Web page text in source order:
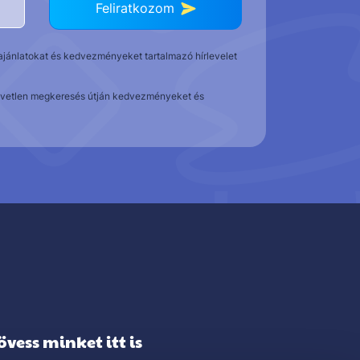
Feliratkozom
és kedvezményeket tartalmazó hírlevelet
megkeresés útján kedvezményeket és
minket itt is